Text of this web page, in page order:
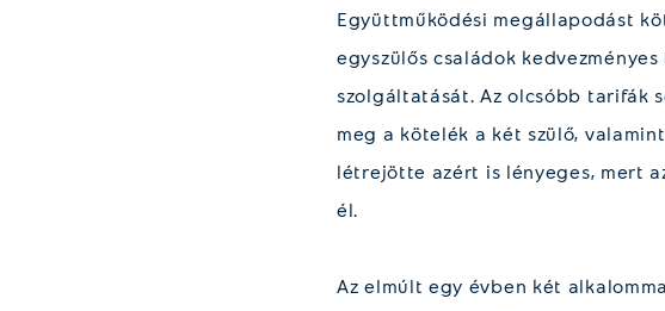
Együttműködési megállapodást
egyszülős családok
szolgáltatását. Az olcsóbb tarifák
meg a kötelék a két szülő,
létrejötte azért is lényeges, mert
él.
Az elmúlt egy évben két